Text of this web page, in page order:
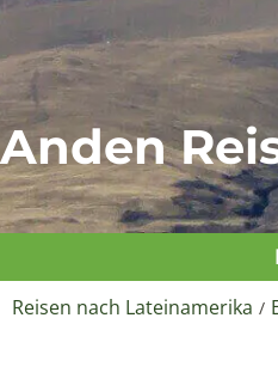
Anden
Reisen nach Lateinamerika /